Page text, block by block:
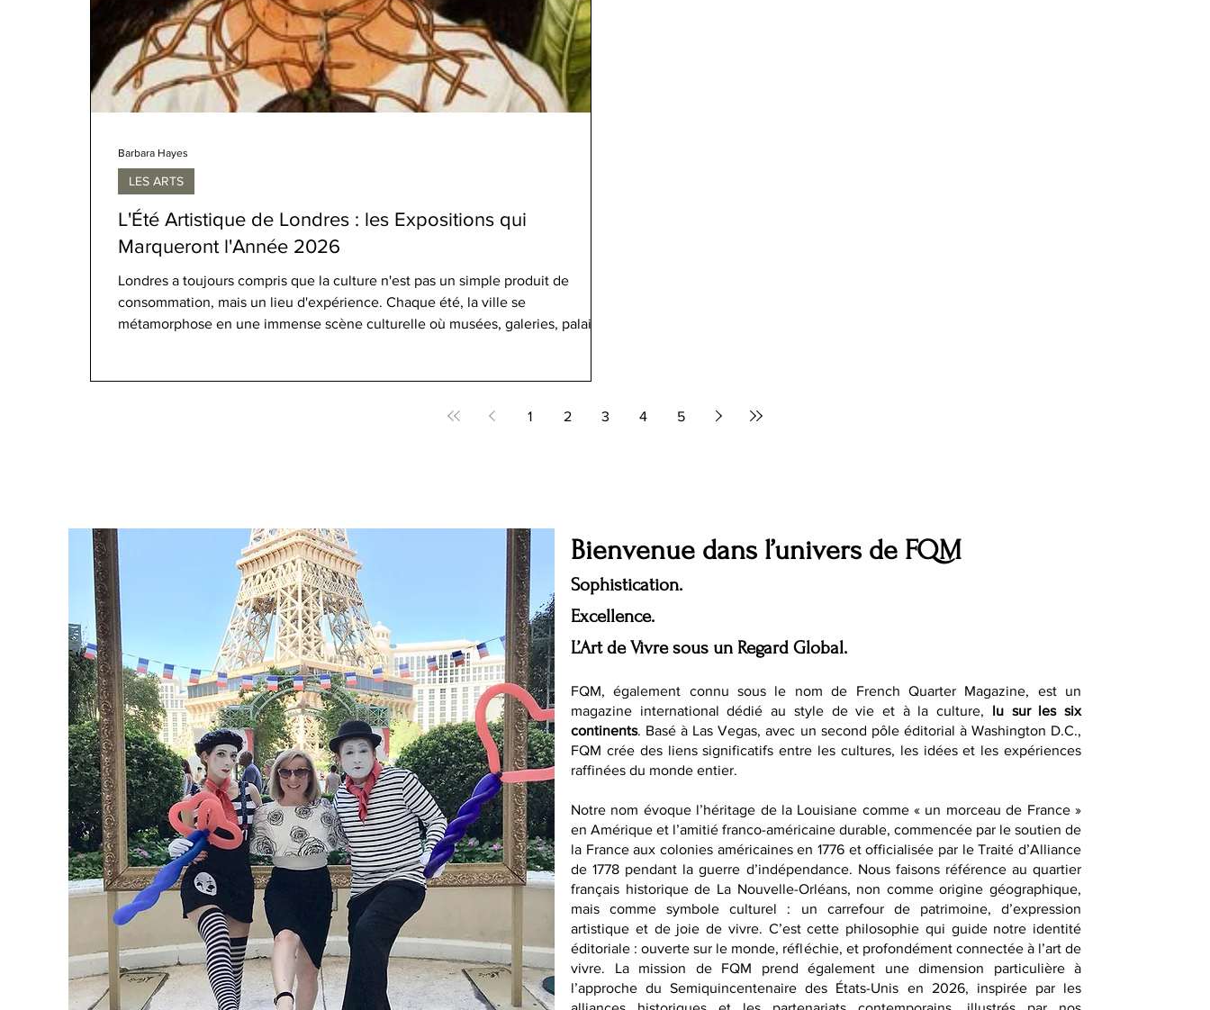
L'Été Artistique de Londres : les Expositions qui
Marqueront l'Année 2026
Londres a toujours compris que la culture n'est pas un simple produit de
consommation, mais un lieu d'expérience. Chaque été, la ville se
métamorphose en une immense scène culturelle où musées, galeries, palais et
LES ARTS
Barbara Hayes
1 2 3 4 5
Bienvenue dans l’univers de FQM
Sophistication.
Excellence.
L’Art de Vivre sous un Regard Global.
FQM, également connu sous le nom de French Quarter Magazine, est un
magazine international dédié au style de vie et à la culture, lu sur les six
continents. Basé à Las Vegas, avec un second pôle éditorial à Washington D.C.,
FQM crée des liens significatifs entre les cultures, les idées et les expériences
raffinées du monde entier.
Notre nom évoque l’héritage de la Louisiane comme « un morceau de France »
en Amérique et l’amitié franco-américaine durable, commencée par le soutien de
la France aux colonies américaines en 1776 et officialisée par le Traité d’Alliance
de 1778 pendant la guerre d’indépendance. Nous faisons référence au quartier
français historique de La Nouvelle-Orléans, non comme origine géographique,
mais comme symbole culturel : un carrefour de patrimoine, d’expression
artistique et de joie de vivre. C’est cette philosophie qui guide notre identité
éditoriale : ouverte sur le monde, réfléchie, et profondément connectée à l’art de
vivre. La mission de FQM prend également une dimension particulière à
l’approche du Semiquincentenaire des États-Unis en 2026, inspirée par les